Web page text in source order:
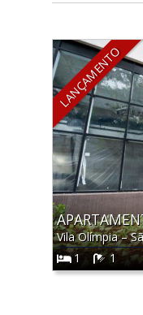
LANÇAMENTO
Vila Olímpia–
1
1